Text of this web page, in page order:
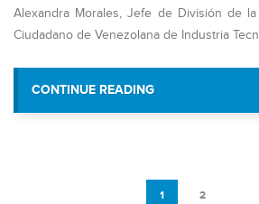
Alexandra Morales, Jefe de División de
Ciudadano de Venezolana de Industria
CONTINUE READING
1 2